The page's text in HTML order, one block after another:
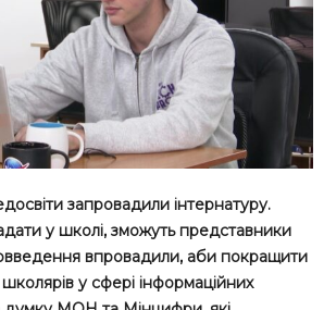
запровадили інтернатуру.
у школі, зможуть представники
впровадили, аби покращити
у сфері інформаційних